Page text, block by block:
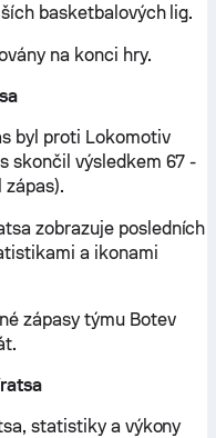
basketbalových lig.
na konci hry.
byl proti Lokomotiv
skončil výsledkem 67 -
zápas).
zobrazuje posledních
a ikonami
zápasy týmu Botev
statistiky a výkony